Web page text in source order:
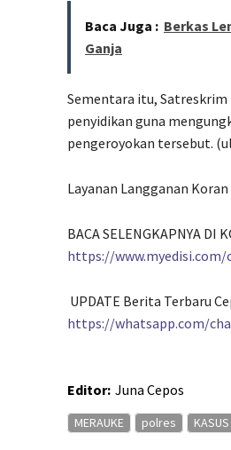
Baca Juga : Berkas
Ganja
Sementara itu,
penyidikan guna
pengeroyokan tersebut.
Layanan Langganan
BACA SELENGKAPNYA DI
https://www.myedisi.com/
UPDATE Berita Terbaru
https://whatsapp.com/
Editor: Juna Cepos
MERAUKE polres KASUS